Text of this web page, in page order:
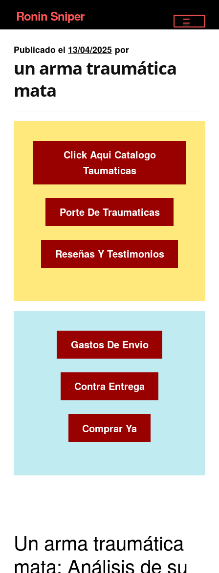
Ir
a
la
navegación
Ir
al
contenido
Ronin Sniper
Publicado el 13/04/2025 por
un arma traumática
mata
Click Aqui Catalogo
Taumaticas
Porte De Traumaticas
Reseñas Y Testimonios
Gastos De Envio
Contra Entrega
Comprar Ya
Un arma traumática
mata: Análisis de su